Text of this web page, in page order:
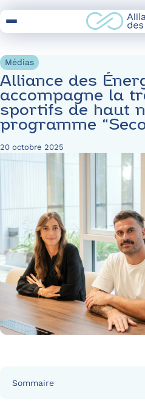
to
Médias
Alliance des
accompagne la
sportifs de haut
programme
20 octobre 2025
Sommaire